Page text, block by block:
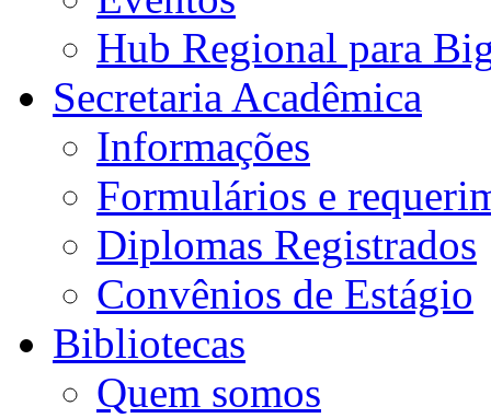
Hub Regional para
Secretaria Acadêmica
Informações
Formulários e
Diplomas Registrados
Convênios de Estágio
Bibliotecas
Quem somos